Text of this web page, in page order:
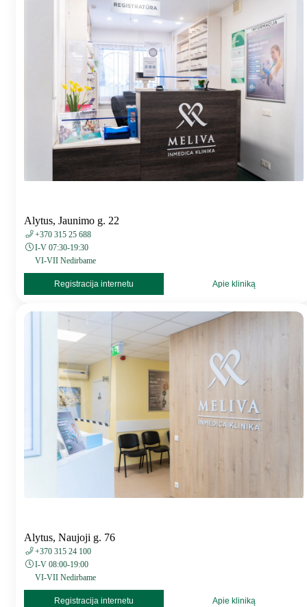
Alytus, Jaunimo g. 22
+370 315 25 688
I-V 07:30-19:30
VI-VII Nedirbame
Registracija internetu Apie kliniką
Alytus, Naujoji g. 76
+370 315 24 100
I-V 08:00-19:00
VI-VII Nedirbame
Registracija internetu Apie kliniką